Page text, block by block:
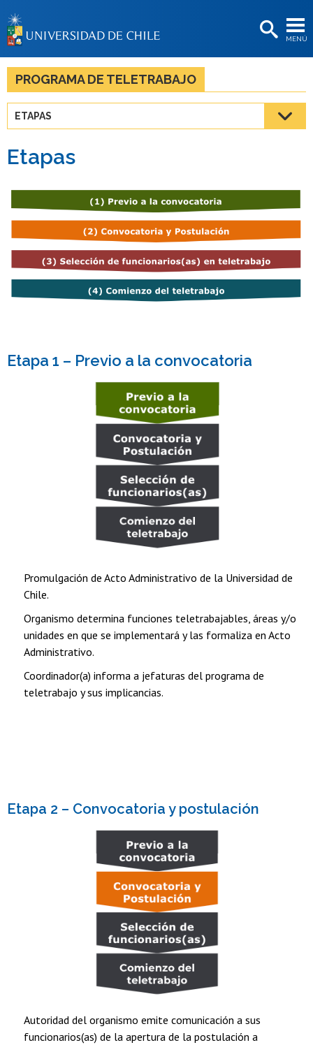
MENÚ
BIBLIOTECAS
LA UNIVERSIDAD
Estudiantes
Egresadas/os
PROGRAMA DE TELETRABAJO
ETAPAS
Etapas
Etapa 1 – Previo a la convocatoria
Promulgación de Acto Administrativo de la Universidad de
Chile.
Organismo determina funciones teletrabajables, áreas y/o
unidades en que se implementará y las formaliza en Acto
Administrativo.
Coordinador(a) informa a jefaturas del programa de
teletrabajo y sus implicancias.
Etapa 2 – Convocatoria y postulación
Autoridad del organismo emite comunicación a sus
funcionarios(as) de la apertura de la postulación a